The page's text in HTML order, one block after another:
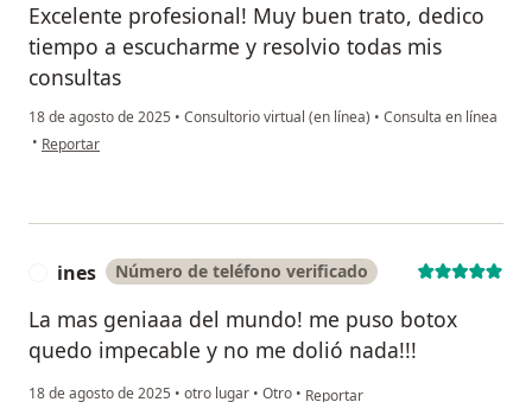
Excelente profesional! Muy buen trato, dedico
tiempo a escucharme y resolvio todas mis
consultas
18 de agosto de 2025 • Consultorio virtual (en línea) • Consulta en línea
• en opinión del usuario guadalupe
Reportar
ines Número de teléfono verificado
La mas geniaaa del mundo! me puso botox
quedo impecable y no me dolió nada!!!
18 de agosto de 2025 • otro lugar • Otro • en opinión del usuario ines
Reportar